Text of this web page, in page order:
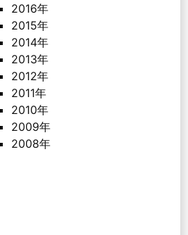
2016年
2015年
2014年
2013年
2012年
2011年
2010年
2009年
2008年